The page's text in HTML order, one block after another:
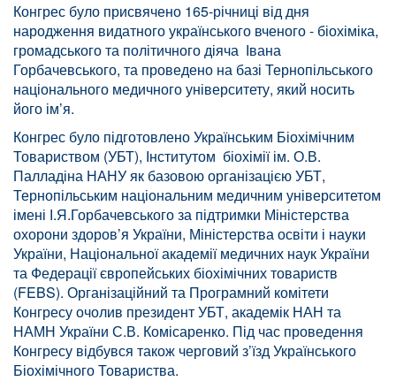
Конгрес було присвячено 165-річниці від дня
народження видатного українського вченого - біохіміка,
громадського та політичного діяча Івана
Горбачевського, та проведено на базі Тернопільського
національного медичного університету, який носить
його ім’я.
Конгрес було підготовлено Українським Біохімічним
Товариством (УБТ), Інститутом біохімії ім. О.В.
Палладіна НАНУ як базовою організацією УБТ,
Тернопільським національним медичним університетом
імені І.Я.Горбачевського за підтримки Міністерства
охорони здоров’я України, Міністерства освіти і науки
України, Національної академії медичних наук України
та Федерації європейських біохімічних товариств
(FEBS). Організаційний та Програмний комітети
Конгресу очолив президент УБТ, академік НАН та
НАМН України С.В. Комісаренко. Під час проведення
Конгресу відбувся також черговий з’їзд Українського
Біохімічного Товариства.